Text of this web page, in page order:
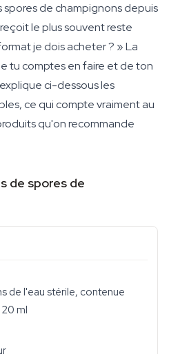
spores de champignons depuis
le plus souvent reste
je dois acheter ? » La
tu comptes en faire et de ton
ci-dessous les
ce qui compte vraiment au
qu'on recommande
de spores de
de l'eau stérile, contenue
ml